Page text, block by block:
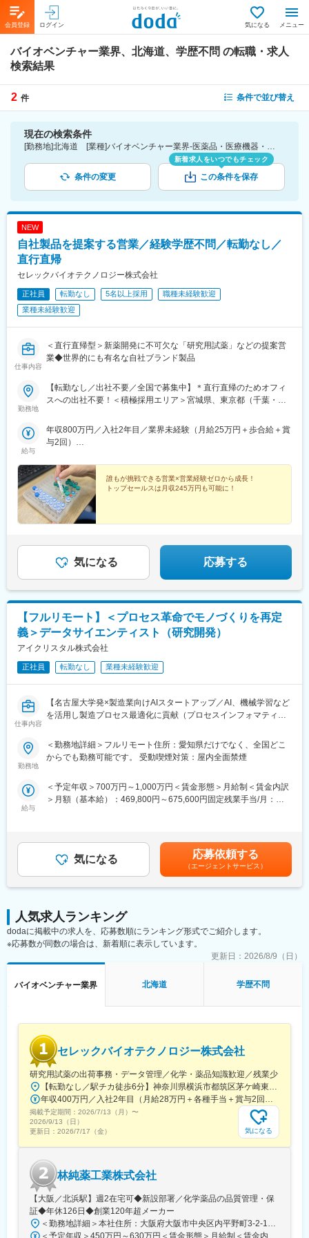
会員登録 ログイン 気になる メニュー
バイオベンチャー業界、北海道、学歴不問 の転職・求人
検索結果
2 件 条件で並び替え
現在の検索条件
[勤務地]北海道 [業種]バイオベンチャー業界-医薬品・医療機器・ライフサイエンス・医療系サービス [こだわり条件ピックアップ]学歴不問 [詳細条件](募集・採用情報)学歴不問
条件の変更
新着求人をいつでもチェック
この条件を保存
NEW
自社製品を提案する営業／経験学歴不問／転勤なし／
直行直帰
セレックバイオテクノロジー株式会社
正社員 転勤なし 5名以上採用
職種未経験歓迎
業種未経験歓迎
仕事内容
＜直行直帰型＞新薬開発に不可欠な「研究用試薬」などの提案営
業◆世界的にも有名な自社ブランド製品
勤務地
【転勤なし／出社不要／全国で募集中】＊直行直帰のためオフィ
スへの出社不要！＜積極採用エリア＞宮城県、東京都（千葉・埼
給与
年収800万円／入社2年目／業界未経験（月給25万円＋歩合給＋賞
与2回）
賞与2回）
誰もが挑戦できる営業×営業経験ゼロから成長！
トップセールスは月収245万円も可能に！
気になる 応募する
【フルリモート】＜プロセス革命でモノづくりを再定
義＞データサイエンティスト（研究開発）
アイクリスタル株式会社
正社員 転勤なし 業種未経験歓迎
仕事内容
【名古屋大学発×製造業向けAIスタートアップ／AI、機械学習など
を活用し製造プロセス最適化に貢献（プロセスインフォマティク
■業務内容
機械学習や統計学、数理最適化を駆使して製造業における課題解
て頂きます。企業や研究所、大学との共同研究プロジェクトも多
く、新規性のあるものについては学会発表や論文投稿、特許の取
づくりを根本から改善し、直接社会の役に立てます。
・製造業ドメイン知識を持つ社員との議論をしながらの機械学
習、統計的手法や数理最適化を用いて課題解決に取り組めます。
研究要素・新規性のあるものについては学会発表や論文投稿、特
■中途入社者からの声
「前職の経験を活かしながら新しい技術に挑戦できる」「役員と
もフラットに議論できる環境」「自社開発の教育システムで学び
ながらスピード成長」「国家プロジェクトや大手企業との共同研
ます！
全国に顧客を有し、自社開発の教育ソフトがあるなど、日本全国
どこからでも勤務可能です。実際に隔月出社のペースで働いてい
る社員もいます。
※入社後1か月は社員を知る目的で出社を頂きます。
■当社について
名古屋大学・宇治原研究室の先端研究を基盤に生まれたスタート
アップ企業です。
製造業の「当たり前」を変える新技術である、プロセスインフォ
マティクス（PI）で、カンや試行錯誤に頼る開発から、データ駆
動のスマートなプロセスへ。わずかな実データからデジタルツイ
ンを作り、仮想実験で最適条件を瞬時に導きます。
結果、開発期間は短縮、さらに高品質な製品開発に繋げることが
できます。
■差別化ポイント
仲間はAIエンジニアや大手企業出身者など多彩なメンバーで、資
勤務地
＜勤務地詳細＞フルリモート住所：愛知県だけでなく、全国どこ
からでも勤務可能です。 受動喫煙対策：屋内全面禁煙
給与
＜予定年収＞700万円～1,000万円＜賃金形態＞月給制＜賃金内訳
＞月額（基本給）：469,800円～675,600円固定残業手当/月：
給与改定：年2回（１月、７月）■賞与：年2回（3月、9月）賃金
はあくまでも目安の金額であり、選考を通じて上下する可能性が
あります。月給(月額)は固定手当を含めた表記です。
気になる 応募依頼する
（エージェントサービス）
人気求人ランキング
dodaに掲載中の求人を、応募数順にランキング形式でご紹介します。
※応募数が同数の場合は、新着順に表示しています。
更新日： 2026/8/9（日）
バイオベンチャー業界 北海道 学歴不問
セレックバイオテクノロジー株式会社
研究用試薬の出荷事務・データ管理／化学・薬品知識歓迎／残業少
掲載予定期間： 2026/7/13（月） 〜
2026/9/13（日）
更新日： 2026/7/17（金） 気になる
林純薬工業株式会社
【大阪／北浜駅】週2在宅可◆新設部署／化学薬品の品質管理・保
証◆年休126日◆創業120年超メーカー